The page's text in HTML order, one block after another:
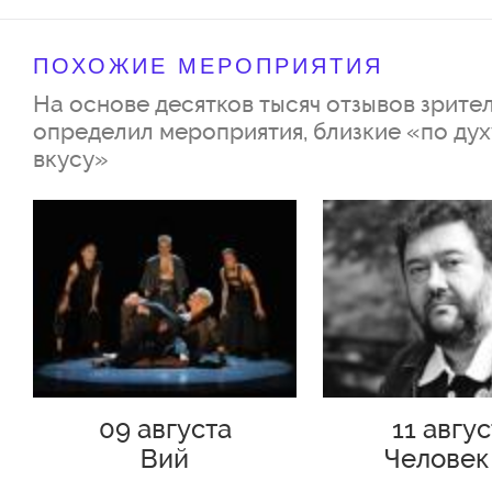
меняет судьбу каждого...
Режиссер-постановщик: П.
Художник-постановщик: О.
Композитор: К. Лукин
Хореограф: П. Еремеев,
Мазненкова
Помощник режиссера: В.
Художник по свету: Р. Храмов
Звукорежиссер: А.
ПОХОЖИЕ МЕРОПРИЯТИЯ
На основе десятков тысяч отзывов
определил мероприятия, близкие «по
вкусу»
09 августа
Вий
11